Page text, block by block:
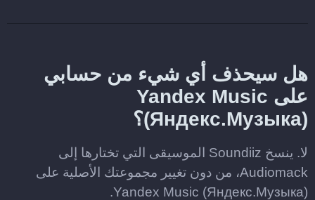
هل سيحذف أي شيء من حسابي
على Yandex Music
(Яндекс.Музыка)؟
لا. ينسخ Soundiiz الموسيقى التي تختارها إلى
Audiomack، من دون تغيير مجموعتك الأصلية على
Yandex Music (Яндекс.Музыка).